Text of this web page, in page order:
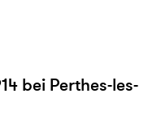
bei Perthes-les-